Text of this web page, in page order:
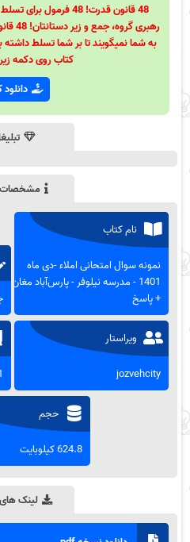
به شما نمیگویند تا بر شما تسلط داشته
کتاب روی دکمه
مشخصات
نام کتاب
نمونه سوال امتحانی املاء -دی ماه
1401 - مدرسه نیلوفر - پارس‌آباد مغان
+ پاسخ
ویراستار
jozvehcity
حجم
624.8 کیلوبایت
لینک های